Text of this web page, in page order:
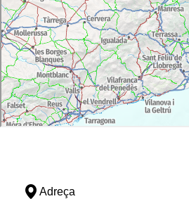
Adreça